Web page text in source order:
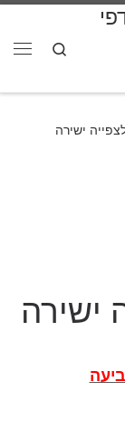
Search
ישירה
ישירה